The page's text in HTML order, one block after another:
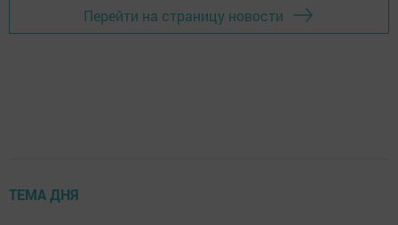
Перейти на страницу новости
ТЕМА ДНЯ